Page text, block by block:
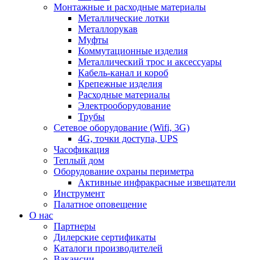
Монтажные и расходные материалы
Металлические лотки
Металлорукав
Муфты
Коммутационные изделия
Металлический трос и аксессуары
Кабель-канал и короб
Крепежные изделия
Расходные материалы
Электрооборудование
Трубы
Сетевое оборудование (Wifi, 3G)
4G, точки доступа, UPS
Часофикация
Теплый дом
Оборудование охраны периметра
Активные инфракрасные извещатели
Инструмент
Палатное оповещение
О нас
Партнеры
Дилерские сертификаты
Каталоги производителей